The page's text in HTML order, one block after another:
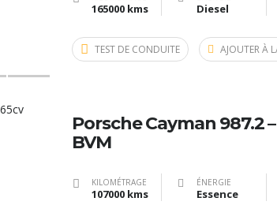
165000 kms Diesel
TEST DE CONDUITE AJOUTER À
Porsche Cayman 987.2
BVM
KILOMÉTRAGE
107000 kms
ÉNERGIE
Essence